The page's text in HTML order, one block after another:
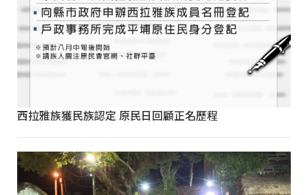
西拉雅族獲民族認定 原民日回顧正名歷程